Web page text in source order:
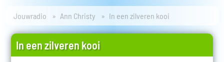
Jouwradio Ann Christy In een zilveren kooi
In een zilveren kooi